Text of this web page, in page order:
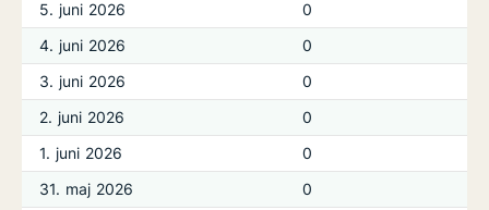
5. juni 2026
0
4. juni 2026
0
3. juni 2026
0
2. juni 2026
0
1. juni 2026
0
31. maj 2026
0